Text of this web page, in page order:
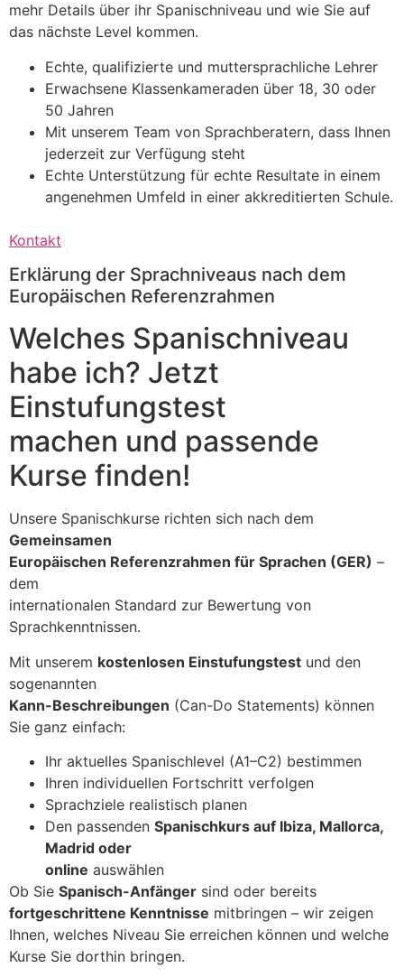
mehr Details über ihr Spanischniveau und wie Sie auf
das nächste Level kommen.
Echte, qualifizierte und muttersprachliche Lehrer
Erwachsene Klassenkameraden über 18, 30 oder
50 Jahren
Mit unserem Team von Sprachberatern, dass Ihnen
jederzeit zur Verfügung steht
Echte Unterstützung für echte Resultate in einem
angenehmen Umfeld in einer akkreditierten Schule.
Kontakt
Erklärung der Sprachniveaus nach dem
Europäischen Referenzrahmen
Welches Spanischniveau
habe ich? Jetzt
Einstufungstest
machen und passende
Kurse finden!
Unsere Spanischkurse richten sich nach dem
Gemeinsamen
Europäischen Referenzrahmen für Sprachen (GER) –
dem
internationalen Standard zur Bewertung von
Sprachkenntnissen.
Mit unserem kostenlosen Einstufungstest und den
sogenannten
Kann-Beschreibungen (Can-Do Statements) können
Sie ganz einfach:
Ihr aktuelles Spanischlevel (A1–C2) bestimmen
Ihren individuellen Fortschritt verfolgen
Sprachziele realistisch planen
Den passenden Spanischkurs auf Ibiza, Mallorca,
Madrid oder
online auswählen
Ob Sie Spanisch-Anfänger sind oder bereits
fortgeschrittene Kenntnisse mitbringen – wir zeigen
Ihnen, welches Niveau Sie erreichen können und welche
Kurse Sie dorthin bringen.